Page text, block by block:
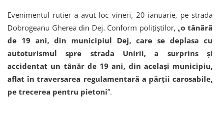
Evenimentul rutier a avut loc vineri, 20 ianuarie, pe strada
Dobrogeanu Gherea din Dej. Conform polițiștilor, „o tânără
de 19 ani, din municipiul Dej, care se deplasa cu
autoturismul spre strada Unirii, a surprins și
accidentat un tânăr de 19 ani, din același municipiu,
aflat în traversarea regulamentară a părții carosabile,
pe trecerea pentru pietoni”.